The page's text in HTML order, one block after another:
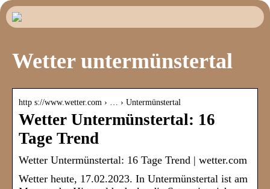
Wetter untermünstertal
http s://www.wetter.com › … › Untermünstertal
Wetter Untermünstertal: 16
Tage Trend
Wetter Untermünstertal: 16 Tage Trend | wetter.com
Wetter heute, 17.02.2023. In Untermünstertal ist am